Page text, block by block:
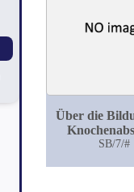
Über die
SB/7/#